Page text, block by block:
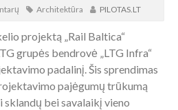
Architektūra PILOTAS.LT
projektą „Rail Baltica“
grupės bendrovė „LTG Infra“
padalinį. Šis sprendimas
pajėgumų trūkumą
bei savalaikį vieno